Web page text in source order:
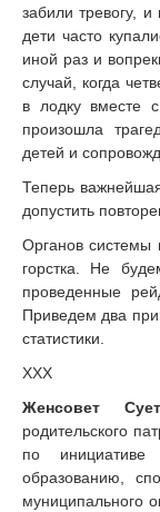
забили тревогу,
дети часто
иной раз и
случай, когда
в лодку вместе
произошла
детей и
Теперь
допустить
Органов системы
горстка. Не
проведенные
Приведем два
статистики.
ХХХ
Женсовет
родительского
по
образованию,
муниципального